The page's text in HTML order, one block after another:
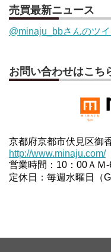
売買最新ニュース
@minaju_bbさんのツイ
お問い合わせはこち
京都府京都市伏見区御
http://www.minaju.com/
営業時間：10：00ＡＭ
定休日：毎週水曜日（